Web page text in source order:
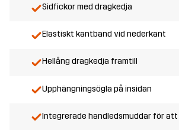
Sidfickor med dragkedja
Elastiskt kantband vid nederkant
Hellång dragkedja framtill
Upphängningsögla på insidan
Integrerade handledsmuddar för